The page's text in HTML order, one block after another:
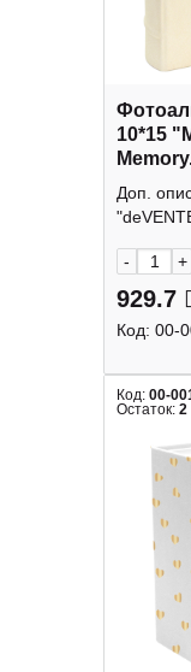
10*15
Доп.
- +
929.7
Код: 00-
Код: 00-
Остаток: 2